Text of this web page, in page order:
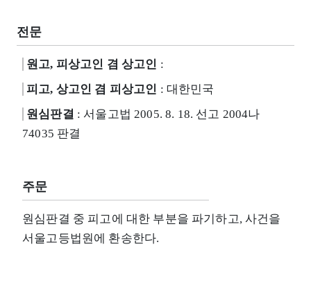
전문
원고, 피상고인 겸 상고인 :
피고, 상고인 겸 피상고인 : 대한민국
원심판결 : 서울고법 2005. 8. 18. 선고 2004나
74035 판결
주문
원심판결 중 피고에 대한 부분을 파기하고, 사건을
서울고등법원에 환송한다.